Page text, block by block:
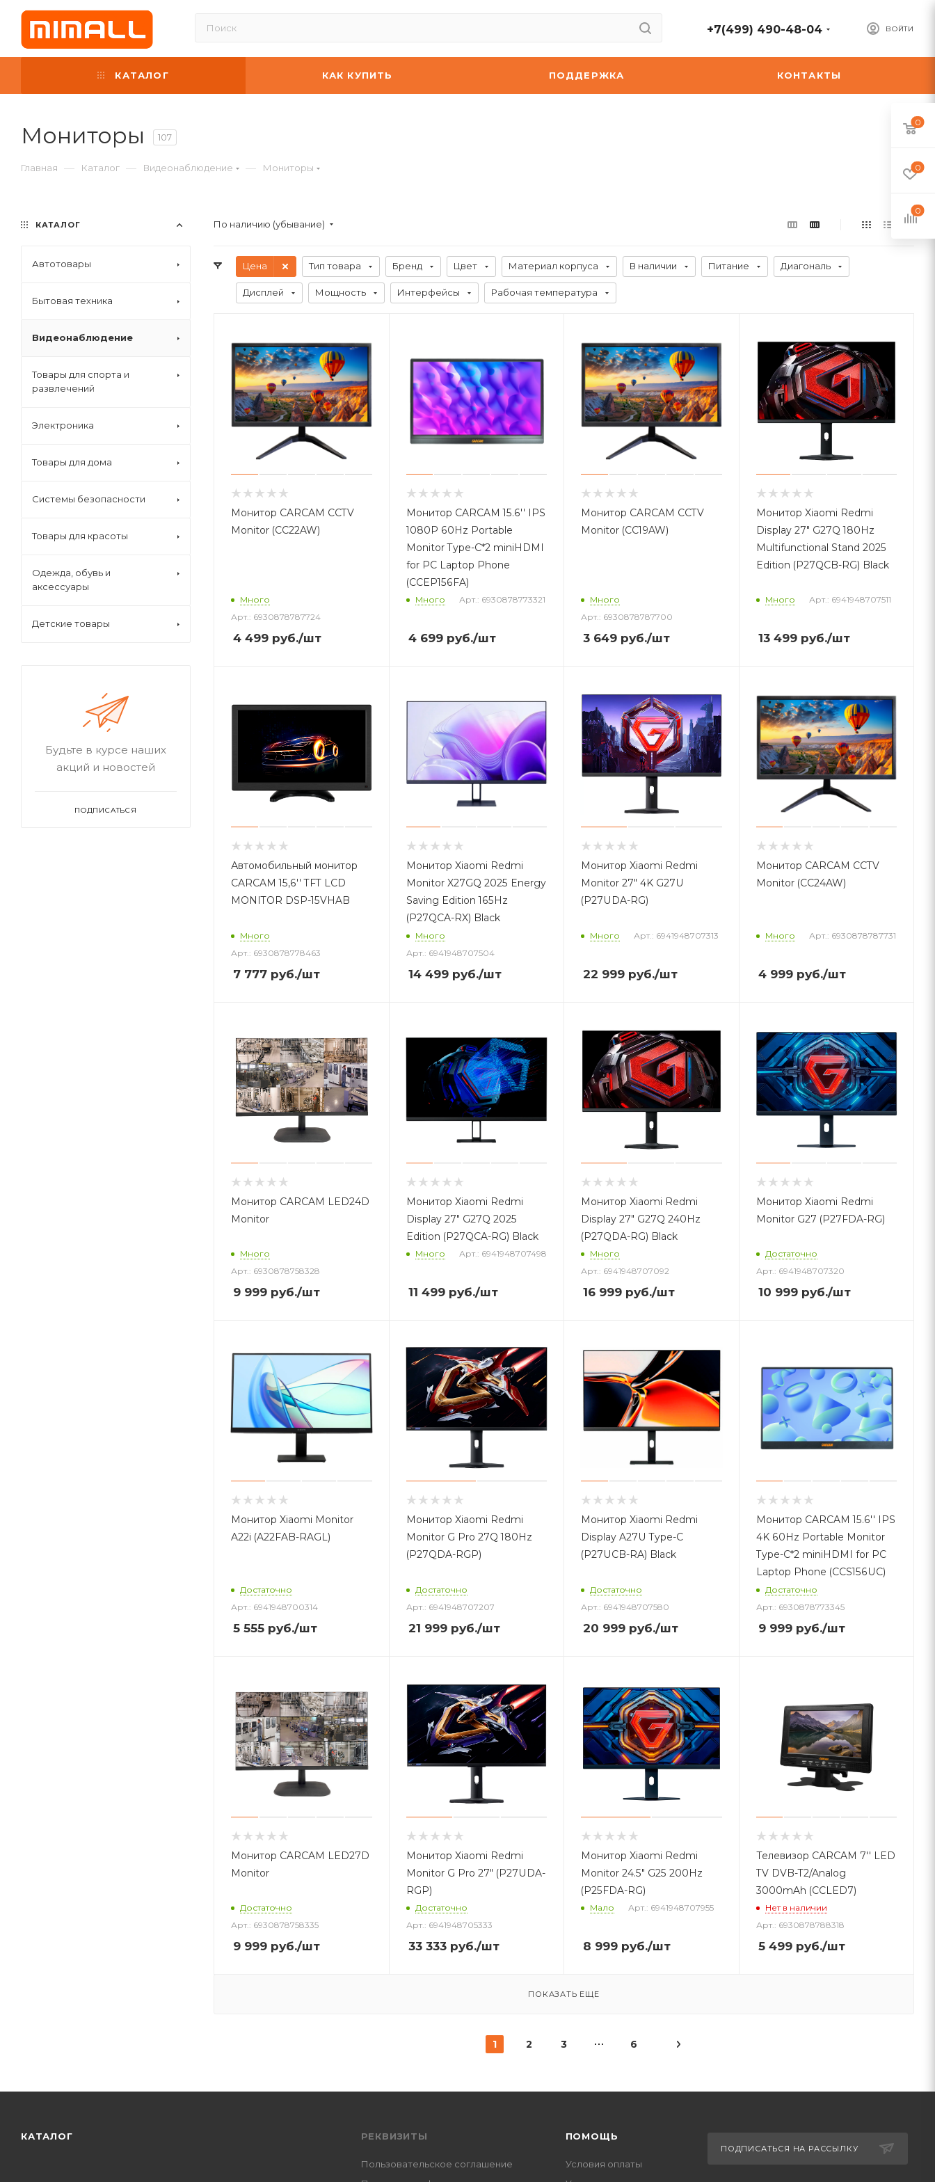
ВОЙТИ
+7(499) 490-48-04
КАТАЛОГ КАК КУПИТЬ ПОДДЕРЖКА КОНТАКТЫ
Мониторы 107
Главная — Каталог — Видеонаблюдение — Мониторы
По наличию (убывание)
Цена Тип товара Бренд Цвет Материал корпуса В наличии Питание Диагональ
Дисплей Мощность Интерфейсы Рабочая температура
Монитор CARCAM CCTV
Monitor (CC22AW)
Много
Арт.: 6930878787724
4 499 руб./шт
Монитор CARCAM 15.6'' IPS
1080P 60Hz Portable
Monitor Type-C*2 miniHDMI
for PC Laptop Phone
(CCEP156FA)
Много Арт.: 6930878773321
4 699руб./шт
Монитор CARCAM CCTV
Monitor (CC19AW)
Много
Арт.: 6930878787700
3 649 руб./шт
Монитор Xiaomi Redmi
Display 27" G27Q 180Hz
Multifunctional Stand 2025
Edition (P27QCB-RG) Black
Много Арт.: 6941948707511
13 499руб./шт
Автомобильный монитор
CARCAM 15,6'' TFT LCD
MONITOR DSP-15VHAB
Много
Арт.: 6930878778463
7 777 руб./шт
Монитор Xiaomi Redmi
Monitor X27GQ 2025 Energy
Saving Edition 165Hz
(P27QCA-RX) Black
Много
Арт.: 6941948707504
14 499руб./шт
Монитор Xiaomi Redmi
Monitor 27" 4K G27U
(P27UDA-RG)
Много Арт.: 6941948707313
22 999 руб./шт
Монитор CARCAM CCTV
Monitor (CC24AW)
Много Арт.: 6930878787731
4 999руб./шт
Монитор CARCAM LED24D
Monitor
Много
Арт.: 6930878758328
9 999 руб./шт
Монитор Xiaomi Redmi
Display 27" G27Q 2025
Edition (P27QCA-RG) Black
Много Арт.: 6941948707498
11 499руб./шт
Монитор Xiaomi Redmi
Display 27" G27Q 240Hz
(P27QDA-RG) Black
Много
Арт.: 6941948707092
16 999 руб./шт
Монитор Xiaomi Redmi
Monitor G27 (P27FDA-RG)
Достаточно
Арт.: 6941948707320
10 999руб./шт
Монитор Xiaomi Monitor
A22i (A22FAB-RAGL)
Достаточно
Арт.: 6941948700314
5 555 руб./шт
Монитор Xiaomi Redmi
Monitor G Pro 27Q 180Hz
(P27QDA-RGP)
Достаточно
Арт.: 6941948707207
21 999руб./шт
Монитор Xiaomi Redmi
Display A27U Type-C
(P27UCB-RA) Black
Достаточно
Арт.: 6941948707580
20 999 руб./шт
Монитор CARCAM 15.6'' IPS
4K 60Hz Portable Monitor
Type-C*2 miniHDMI for PC
Laptop Phone (CCS156UC)
Достаточно
Арт.: 6930878773345
9 999руб./шт
Монитор CARCAM LED27D
Monitor
Достаточно
Арт.: 6930878758335
9 999 руб./шт
Монитор Xiaomi Redmi
Monitor G Pro 27" (P27UDA-
RGP)
Достаточно
Арт.: 6941948705333
33 333руб./шт
Монитор Xiaomi Redmi
Monitor 24.5" G25 200Hz
(P25FDA-RG)
Мало Арт.: 6941948707955
8 999 руб./шт
Телевизор CARCAM 7'' LED
TV DVB-T2/Analog
3000mAh (ССLED7)
Нет в наличии
Арт.: 6930878788318
5 499руб./шт
ПОКАЗАТЬ ЕЩЕ
1 2 3 6
КАТАЛОГ
Автотовары
Бытовая техника
Видеонаблюдение
Товары для спорта и
развлечений
Электроника
Товары для дома
Системы безопасности
Товары для красоты
Одежда, обувь и
аксессуары
Детские товары
Будьте в курсе наших
акций и новостей
ПОДПИСАТЬСЯ
КАТАЛОГ РЕКВИЗИТЫ
Пользовательское соглашение
ПОМОЩЬ
Условия оплаты
ПОДПИСАТЬСЯ НА РАССЫЛКУ
0
0
0